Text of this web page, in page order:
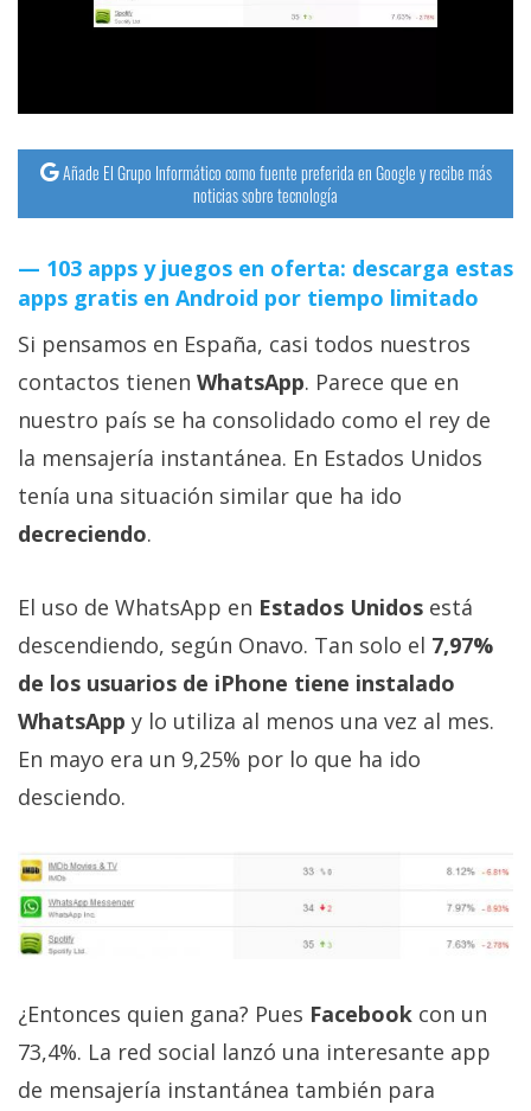
Trucos
Tutoriales
Ciberseguridad
Sistemas
operativos
Profesional
+
Más
Sorteos
Foros
Contacto
/
nosotros
/
Publicidad
/
opciones
de
privacidad
Añade El Grupo Informático como fuente preferida en Google y recibe más
noticias sobre tecnología
103 apps y juegos en oferta: descarga estas
apps gratis en Android por tiempo limitado
Si pensamos en España, casi todos nuestros
contactos tienen WhatsApp. Parece que en
nuestro país se ha consolidado como el rey de
la mensajería instantánea. En Estados Unidos
tenía una situación similar que ha ido
decreciendo.
El uso de WhatsApp en Estados Unidos está
descendiendo, según Onavo. Tan solo el 7,97%
de los usuarios de iPhone tiene instalado
WhatsApp y lo utiliza al menos una vez al mes.
En mayo era un 9,25% por lo que ha ido
desciendo.
¿Entonces quien gana? Pues Facebook con un
73,4%. La red social lanzó una interesante app
de mensajería instantánea también para